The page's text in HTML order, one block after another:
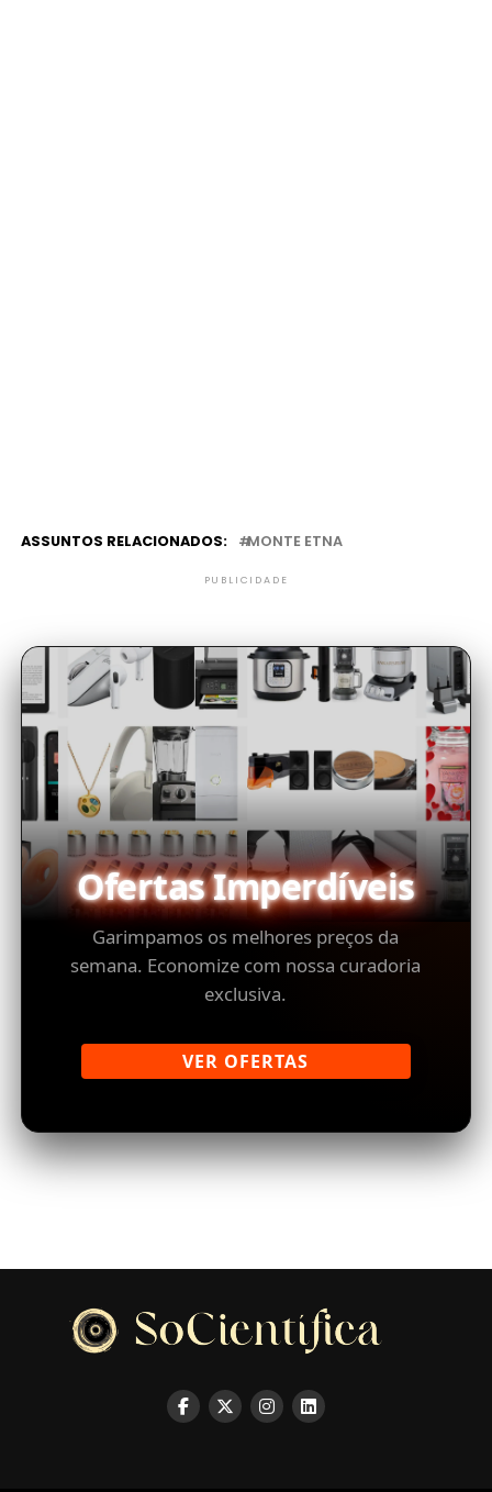
ASSUNTOS RELACIONADOS: MONTE ETNA
PUBLICIDADE
Ofertas Imperdíveis
Garimpamos os melhores preços da
semana. Economize com nossa curadoria
exclusiva.
VER OFERTAS